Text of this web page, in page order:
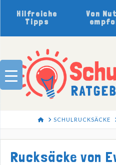
Hilfreiche
Tipps
Von
HOME
SCHULRUCKSÄCKE
Rucksäcke von